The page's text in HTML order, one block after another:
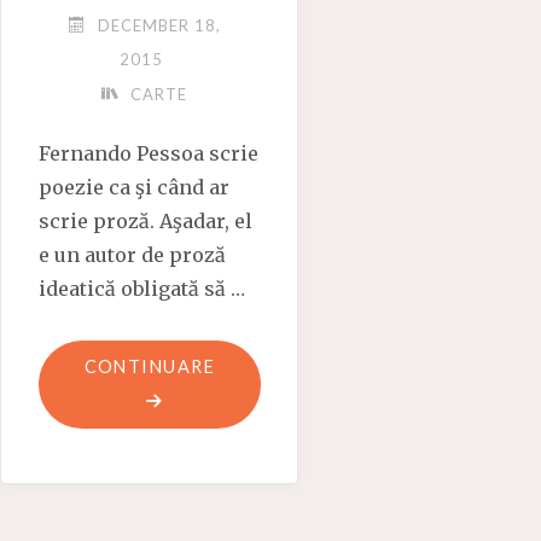
DECEMBER 18,
2015
CARTE
Fernando Pessoa scrie
poezie ca şi când ar
scrie proză. Aşadar, el
e un autor de proză
ideatică obligată să …
CONTINUARE "FERNANDO
PESSOA,
POET